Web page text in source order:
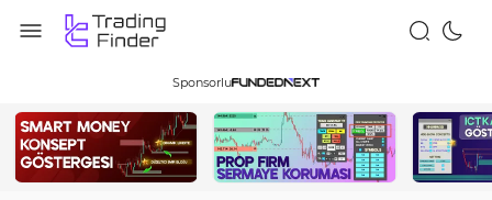
Sponsorlu